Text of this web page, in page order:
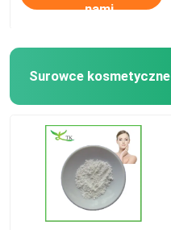
nami
Surowce kosmetyczne